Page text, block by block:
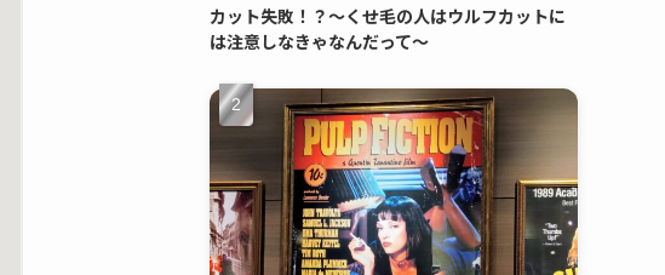
カット失敗！？～くせ毛の人はウルフカットに
は注意しなきゃなんだって～